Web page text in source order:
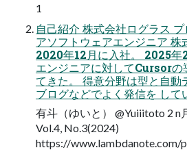
1
⾃⼰紹介 株式会社ログラス
アソフトウェアエンジニア 株
2020年12⽉に⼊社。 2025年
エンジニアに対してCursorの
てきた。 得意分野は型と⾃動
ブログなどでよく発信を して
有⽃（ゆいと） @Yuiiitoto 2 n
Vol.4, No.3(2024)
https://www.lambdanote.com/